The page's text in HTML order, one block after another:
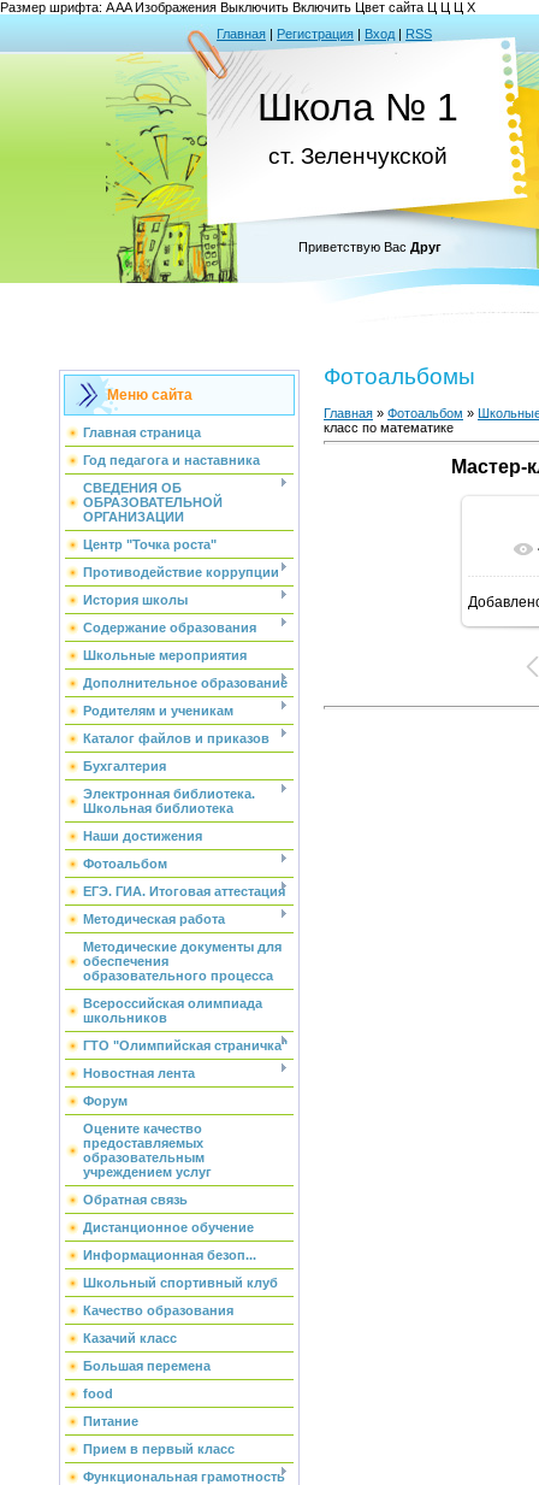
Размер шрифта: AAAИзображения Выключить Включить Цвет сайта Ц Ц Ц Х
Главная | Регистрация | Вход | RSS
Школа № 1
ст. Зеленчукской
Приветствую Вас Друг
Меню сайта
Главная страница
Год педагога и наставника
СВЕДЕНИЯ ОБ
ОБРАЗОВАТЕЛЬНОЙ
ОРГАНИЗАЦИИ
Центр "Точка роста"
Противодействие коррупции
История школы
Содержание образования
Школьные мероприятия
Дополнительное образование
Родителям и ученикам
Каталог файлов и приказов
Бухгалтерия
Электронная библиотека.
Школьная библиотека
Наши достижения
Фотоальбом
ЕГЭ. ГИА. Итоговая аттестация
Методическая работа
Методические документы для
обеспечения
образовательного процесса
Всероссийская олимпиада
школьников
ГТО "Олимпийская страничка"
Новостная лента
Форум
Оцените качество
предоставляемых
образовательным
учреждением услуг
Обратная связь
Дистанционное обучение
Информационная безоп...
Школьный спортивный клуб
Качество образования
Казачий класс
Большая перемена
food
Питание
Прием в первый класс
Функциональная грамотность
Фотоальбомы
Главная » Фотоальбом »
класс по математике
Мастер-